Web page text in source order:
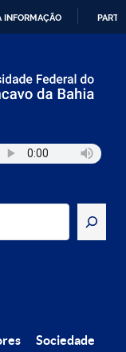
INFORMAÇÃO
Sociedade